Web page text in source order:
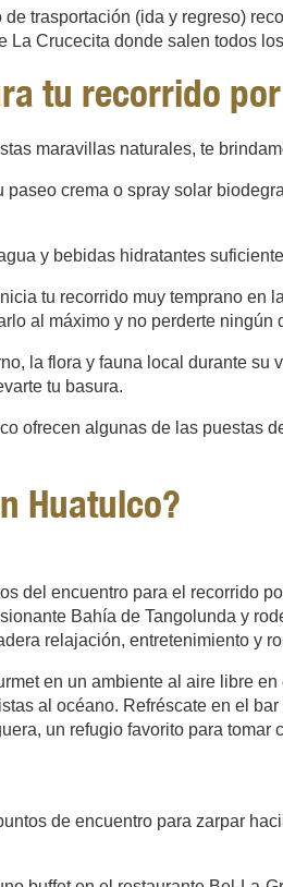
trasportación (ida y regreso)
La Crucecita donde salen todos
tu recorrido
maravillas naturales, te
paseo crema o spray solar
y bebidas hidratantes
Inicia tu recorrido muy temprano en
al máximo y no perderte ningún
la flora y fauna local durante su
tu basura.
ofrecen algunas de las puestas
Huatulco?
del encuentro para el recorrido
Bahía de Tangolunda y
relajación, entretenimiento y
en un ambiente al aire libre
al océano. Refréscate en el
un refugio favorito para tomar
de encuentro para zarpar